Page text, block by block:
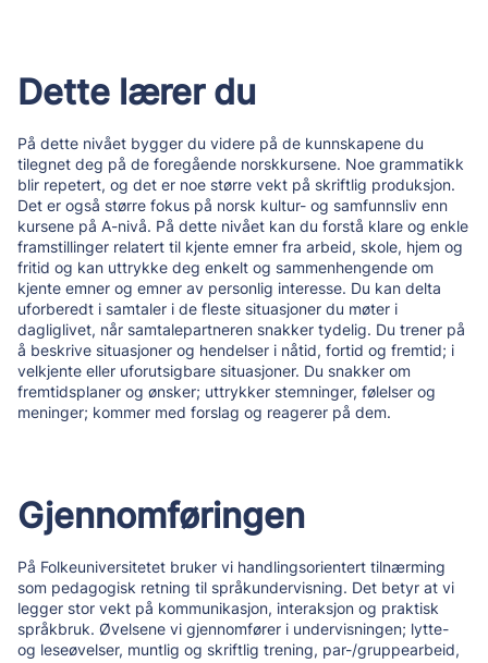
Dette lærer du
På dette nivået bygger du videre på de kunnskapene du
tilegnet deg på de foregående norskkursene. Noe grammatikk
blir repetert, og det er noe større vekt på skriftlig produksjon.
Det er også større fokus på norsk kultur- og samfunnsliv enn
kursene på A-nivå. På dette nivået kan du forstå klare og enkle
framstillinger relatert til kjente emner fra arbeid, skole, hjem og
fritid og kan uttrykke deg enkelt og sammenhengende om
kjente emner og emner av personlig interesse. Du kan delta
uforberedt i samtaler i de fleste situasjoner du møter i
dagliglivet, når samtalepartneren snakker tydelig. Du trener på
å beskrive situasjoner og hendelser i nåtid, fortid og fremtid; i
velkjente eller uforutsigbare situasjoner. Du snakker om
fremtidsplaner og ønsker; uttrykker stemninger, følelser og
meninger; kommer med forslag og reagerer på dem.
Gjennomføringen
På Folkeuniversitetet bruker vi handlingsorientert tilnærming
som pedagogisk retning til språkundervisning. Det betyr at vi
legger stor vekt på kommunikasjon, interaksjon og praktisk
språkbruk. Øvelsene vi gjennomfører i undervisningen; lytte-
og leseøvelser, muntlig og skriftlig trening, par-/gruppearbeid,